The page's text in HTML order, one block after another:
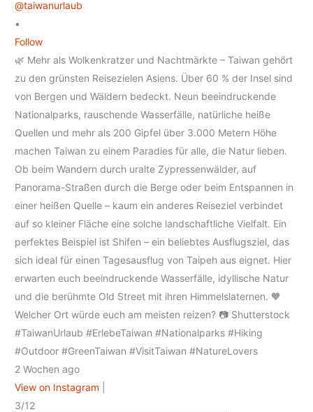
@taiwanurlaub
•
Follow
🌿 Mehr als Wolkenkratzer und Nachtmärkte – Taiwan gehört
zu den grünsten Reisezielen Asiens. Über 60 % der Insel sind
von Bergen und Wäldern bedeckt. Neun beeindruckende
Nationalparks, rauschende Wasserfälle, natürliche heiße
Quellen und mehr als 200 Gipfel über 3.000 Metern Höhe
machen Taiwan zu einem Paradies für alle, die Natur lieben.
Ob beim Wandern durch uralte Zypressenwälder, auf
Panorama-Straßen durch die Berge oder beim Entspannen in
einer heißen Quelle – kaum ein anderes Reiseziel verbindet
auf so kleiner Fläche eine solche landschaftliche Vielfalt. Ein
perfektes Beispiel ist Shifen – ein beliebtes Ausflugsziel, das
sich ideal für einen Tagesausflug von Taipeh aus eignet. Hier
erwarten euch beeindruckende Wasserfälle, idyllische Natur
und die berühmte Old Street mit ihren Himmelslaternen. 🧡
Welcher Ort würde euch am meisten reizen? 📷 Shutterstock
#TaiwanUrlaub #ErlebeTaiwan #Nationalparks #Hiking
#Outdoor #GreenTaiwan #VisitTaiwan #NatureLovers
2 Wochen ago
View on Instagram
3/12